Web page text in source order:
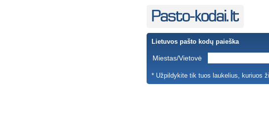
Lietuvos pašto kodų paieška
Miestas/Vietovė
* Užpildykite tik tuos laukelius, kuriuos